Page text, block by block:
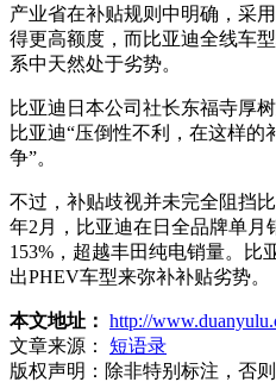
产业省在补贴规则中明确，采
得更高额度，而比亚迪全线车
系中天然处于劣势。
比亚迪日本公司社长东福寺厚
比亚迪“压倒性不利，在这样
争”。
不过，补贴歧视并未完全阻挡
年2月，比亚迪在日全品牌单月
153%，超越丰田纯电销量。比
出PHEV车型来弥补补贴劣势。
本文地址： http://
文章来源：
短语录
版权声明： 除非特别标注，否